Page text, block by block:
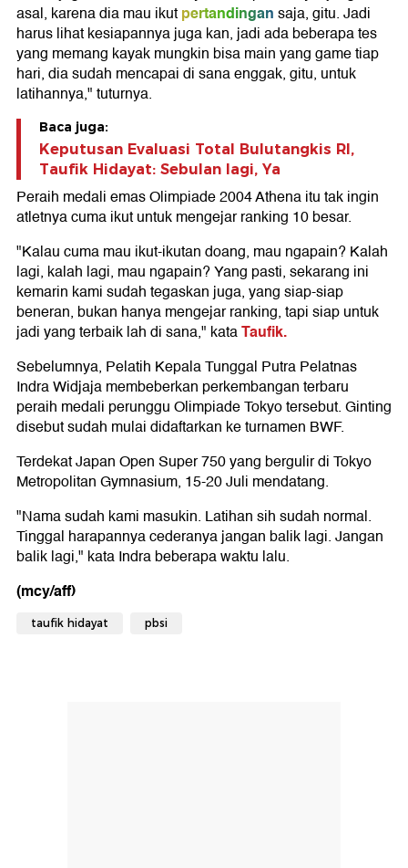
asal, karena dia mau ikutpertandingansaja, gitu. Jadi
harus lihat kesiapannya juga kan, jadi ada beberapa tes
yang memang kayak mungkin bisa main yang game tiap
hari, dia sudah mencapai di sana enggak, gitu, untuk
latihannya," tuturnya.
Baca juga:
Keputusan Evaluasi Total Bulutangkis RI,
Taufik Hidayat: Sebulan lagi, Ya
Peraih medali emas Olimpiade 2004 Athena itu tak ingin
atletnya cuma ikut untuk mengejar ranking 10 besar.
"Kalau cuma mau ikut-ikutan doang, mau ngapain? Kalah
lagi, kalah lagi, mau ngapain? Yang pasti, sekarang ini
kemarin kami sudah tegaskan juga, yang siap-siap
beneran, bukan hanya mengejar ranking, tapi siap untuk
jadi yang terbaik lah di sana," kataTaufik.
Sebelumnya, Pelatih Kepala Tunggal Putra Pelatnas
Indra Widjaja membeberkan perkembangan terbaru
peraih medali perunggu Olimpiade Tokyo tersebut. Ginting
disebut sudah mulai didaftarkan ke turnamen BWF.
Terdekat Japan Open Super 750 yang bergulir di Tokyo
Metropolitan Gymnasium, 15-20 Juli mendatang.
"Nama sudah kami masukin. Latihan sih sudah normal.
Tinggal harapannya cederanya jangan balik lagi. Jangan
balik lagi," kata Indra beberapa waktu lalu.
(mcy/aff)
taufik hidayat pbsi